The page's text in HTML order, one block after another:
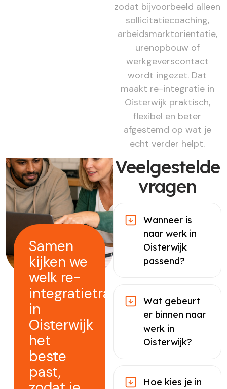
zodat bijvoorbeeld alleen
sollicitatiecoaching,
arbeidsmarktoriëntatie,
urenopbouw of
werkgeverscontact
wordt ingezet. Dat
maakt re-integratie in
Oisterwijk praktisch,
flexibel en beter
afgestemd op wat je
echt verder helpt.
Samen
kijken we
welk re-
integratietraject
in
Oisterwijk
het
beste
past,
Veelgestelde
vragen
Wanneer is
naar werk in
Oisterwijk
passend?
Wat gebeurt
er binnen naar
werk in
Oisterwijk?
Hoe kies je in